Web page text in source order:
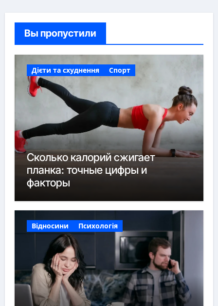
Вы пропустили
Дієти та схуднення Спорт
Сколько калорий сжигает
планка: точные цифры и
факторы
Відносини Психологія